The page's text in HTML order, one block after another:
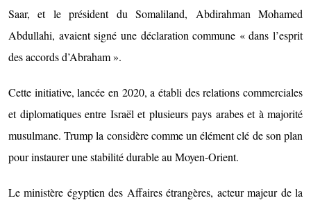
Saar, et le président du Somaliland, Abdirahman Mohamed
Abdullahi, avaient signé une déclaration commune « dans l’esprit
des accords d’Abraham ».
Cette initiative, lancée en 2020, a établi des relations commerciales
et diplomatiques entre Israël et plusieurs pays arabes et à majorité
musulmane. Trump la considère comme un élément clé de son plan
pour instaurer une stabilité durable au Moyen-Orient.
Le ministère égyptien des Affaires étrangères, acteur majeur de la